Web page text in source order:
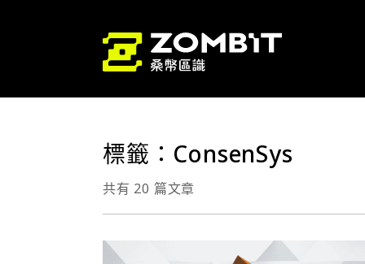
標籤：ConsenSys
共有 20 篇文章